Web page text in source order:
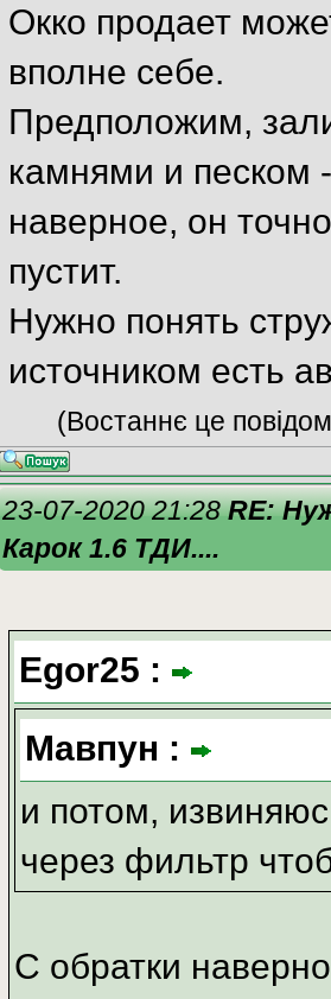
Окко продает
вполне себе.
Предположим,
камнями и песком
наверное, он
пустит.
Нужно понять
источником есть
(Востаннє це
23-07-2020 21:28RE:
Карок 1.6 ТДИ....
Egor25 :
Мавпун :
и потом,
через фильтр
С обратки